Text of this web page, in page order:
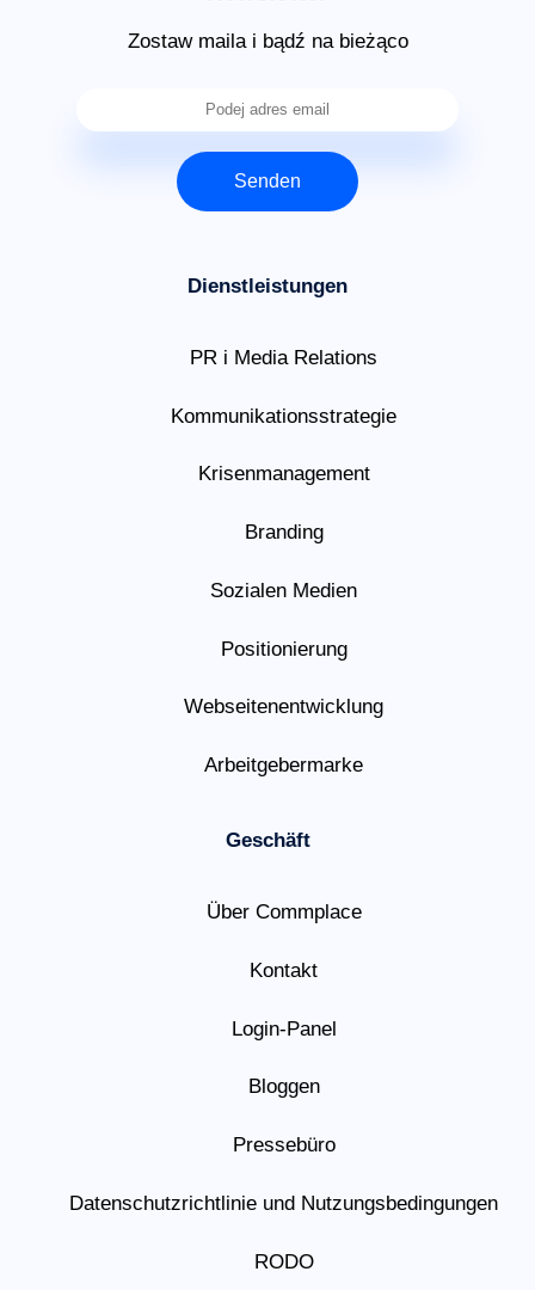
Zostaw maila i bądź na bieżąco
Senden
Dienstleistungen
PR i Media Relations
Kommunikationsstrategie
Krisenmanagement
Branding
Sozialen Medien
Positionierung
Webseitenentwicklung
Arbeitgebermarke
Geschäft
Über Commplace
Kontakt
Login-Panel
Bloggen
Pressebüro
Datenschutzrichtlinie und Nutzungsbedingungen
RODO